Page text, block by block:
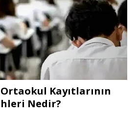
Ortaokul Kayıtlarının
Nedir?